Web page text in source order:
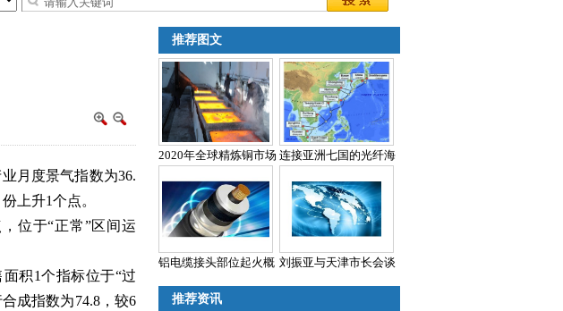
月度景气指数为36.
上升1个点。
位于“正常”区间运
积1个指标位于“过
成指数为74.8，较6
推荐图文
2020年全球精炼铜市场 连接亚洲七国的光纤海
铝电缆接头部位起火概 刘振亚与天津市长会谈
推荐资讯